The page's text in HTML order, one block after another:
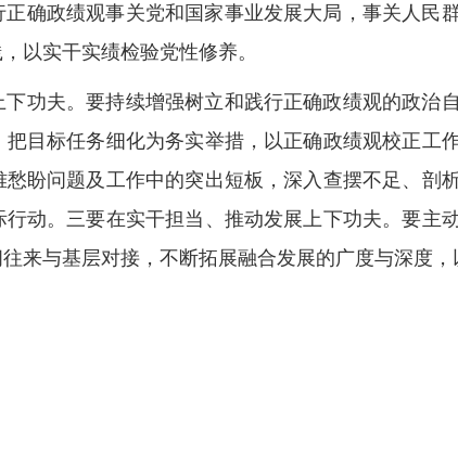
确政绩观事关党和国家事业发展大局，事关人民
以实干实绩检验党性修养。
功夫。要持续增强树立和践行正确政绩观的政治
目标任务细化为务实举措，以正确政绩观校正工
盼问题及工作中的突出短板，深入查摆不足、剖
动。三要在实干担当、推动发展上下功夫。要主
来与基层对接，不断拓展融合发展的广度与深度，